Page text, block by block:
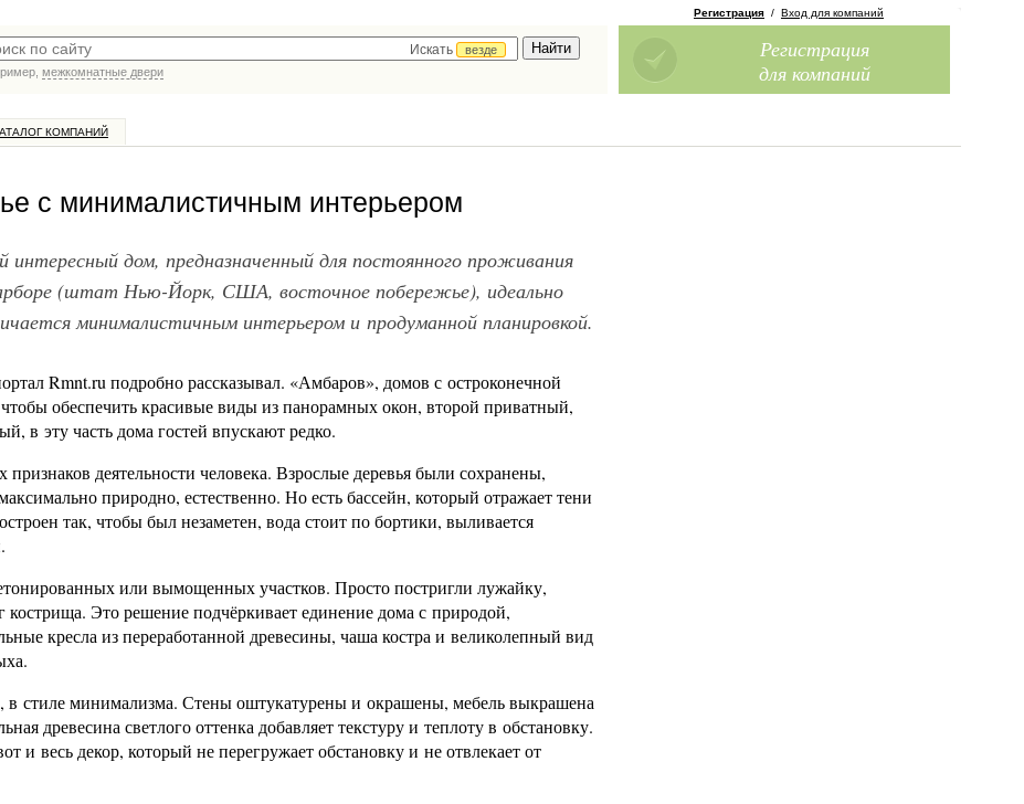
Искать
везде
межкомнатные двери
Регистрация / Вход для компаний
Регистрация
для компаний
КОМПАНИЙ
с минималистичным интерьером
дом, предназначенный для постоянного проживания
(штат Нью-Йорк, США, восточное побережье), идеально
минималистичным интерьером и продуманной планировкой.
Rmnt.ru подробно рассказывал. «Амбаров», домов с остроконечной
обеспечить красивые виды из панорамных окон, второй приватный,
в эту часть дома гостей впускают редко.
деятельности человека. Взрослые деревья были сохранены,
природно, естественно. Но есть бассейн, который отражает тени
так, чтобы был незаметен, вода стоит по бортики, выливается
или вымощенных участков. Просто постригли лужайку,
кострища. Это решение подчёркивает единение дома с природой,
кресла из переработанной древесины, чаша костра и великолепный вид
в стиле минимализма. Стены оштукатурены и окрашены, мебель выкрашена
древесина светлого оттенка добавляет текстуру и теплоту в обстановку.
и весь декор, который не перегружает обстановку и не отвлекает от